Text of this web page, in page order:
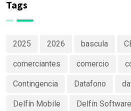
Tags
2025 2026 bascula
comerciantes comercio
Contingencia Datafono
Delfín Mobile Delfín Software